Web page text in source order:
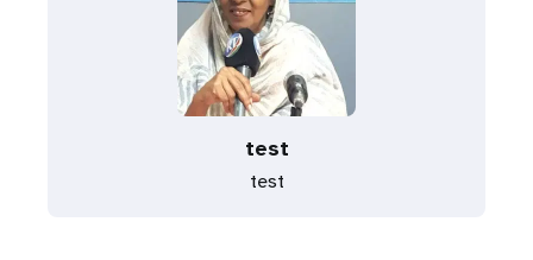
test
test